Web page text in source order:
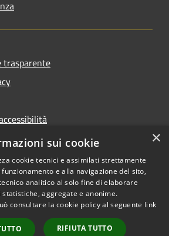
trasparente
dei dati
Copyright © 2026 • Comune di
Carini • Powered by
Municipium•
Accesso
×
sui cookie
cookie tecnici e assimilati strettamente
e alla navigazione del sito,
analitico al solo fine di elaborare
statistiche, aggregate e anonime.
consultare la cookie policy al seguente link
RIFIUTA TUTTO